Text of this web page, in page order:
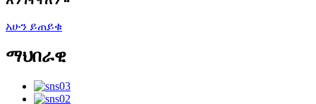
አሁን ይጠይቁ
ማህበራዊ